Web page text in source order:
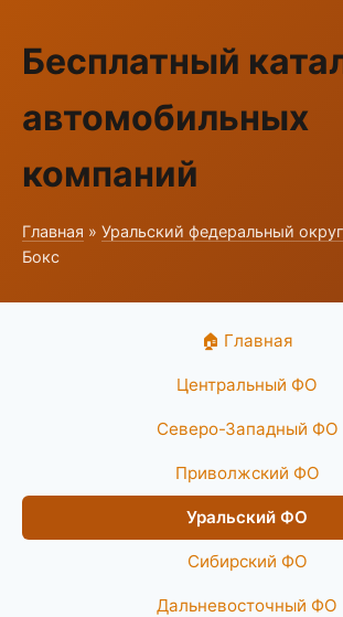
Бесплатный
автомобильных
компаний
Главная » Уральский федеральный округ
Бокс
🏠 Главная
Центральный ФО
Северо-Западный ФО
Приволжский ФО
Уральский ФО
Сибирский ФО
Дальневосточный ФО